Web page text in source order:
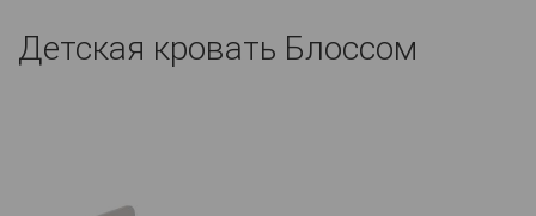
Детская кровать Блоссом